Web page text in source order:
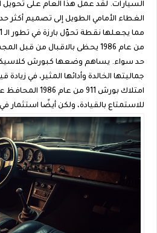
السيارات. لقد عمل هذا العام على
الغطاء الأمامي الطويل إلى تصميم أكثر
من عام 1986 يحظى بالاقبال من
حد سواء. يساهم وضعها كبورش
جماليتها الخالدة وأدائها المثير، في
امتلاك بورش 911
للاستمتاع بالقيادة، ولكن أيضًا